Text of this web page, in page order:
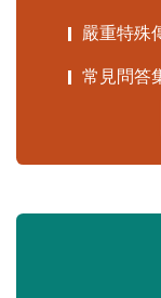
嚴重特殊
常見問答